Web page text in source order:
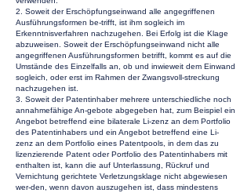
2. Soweit der Erschöpfungseinwand alle angegriffenen
Ausführungsformen be-trifft, ist ihm sogleich im
Erkenntnisverfahren nachzugehen. Bei Erfolg ist die Klage
abzuweisen. Soweit der Erschöpfungseinwand nicht alle
angegriffenen Ausführungsformen betrifft, kommt es auf die
Umstände des Einzelfalls an, ob und inwieweit dem Einwand
sogleich, oder erst im Rahmen der Zwangsvoll-streckung
nachzugehen ist.
3. Soweit der Patentinhaber mehrere unterschiedliche noch
annahmefähige An-gebote abgegeben hat, zum Beispiel ein
Angebot betreffend eine bilaterale Li-zenz an dem Portfolio
des Patentinhabers und ein Angebot betreffend eine Li-
zenz an dem Portfolio eines Patentpools, in dem das zu
lizenzierende Patent oder Portfolio des Patentinhabers mit
enthalten ist, kann die auf Unterlassung, Rückruf und
Vernichtung gerichtete Verletzungsklage nicht abgewiesen
wer-den, wenn davon auszugehen ist, dass mindestens